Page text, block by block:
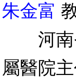
朱金富
河南省
屬醫院